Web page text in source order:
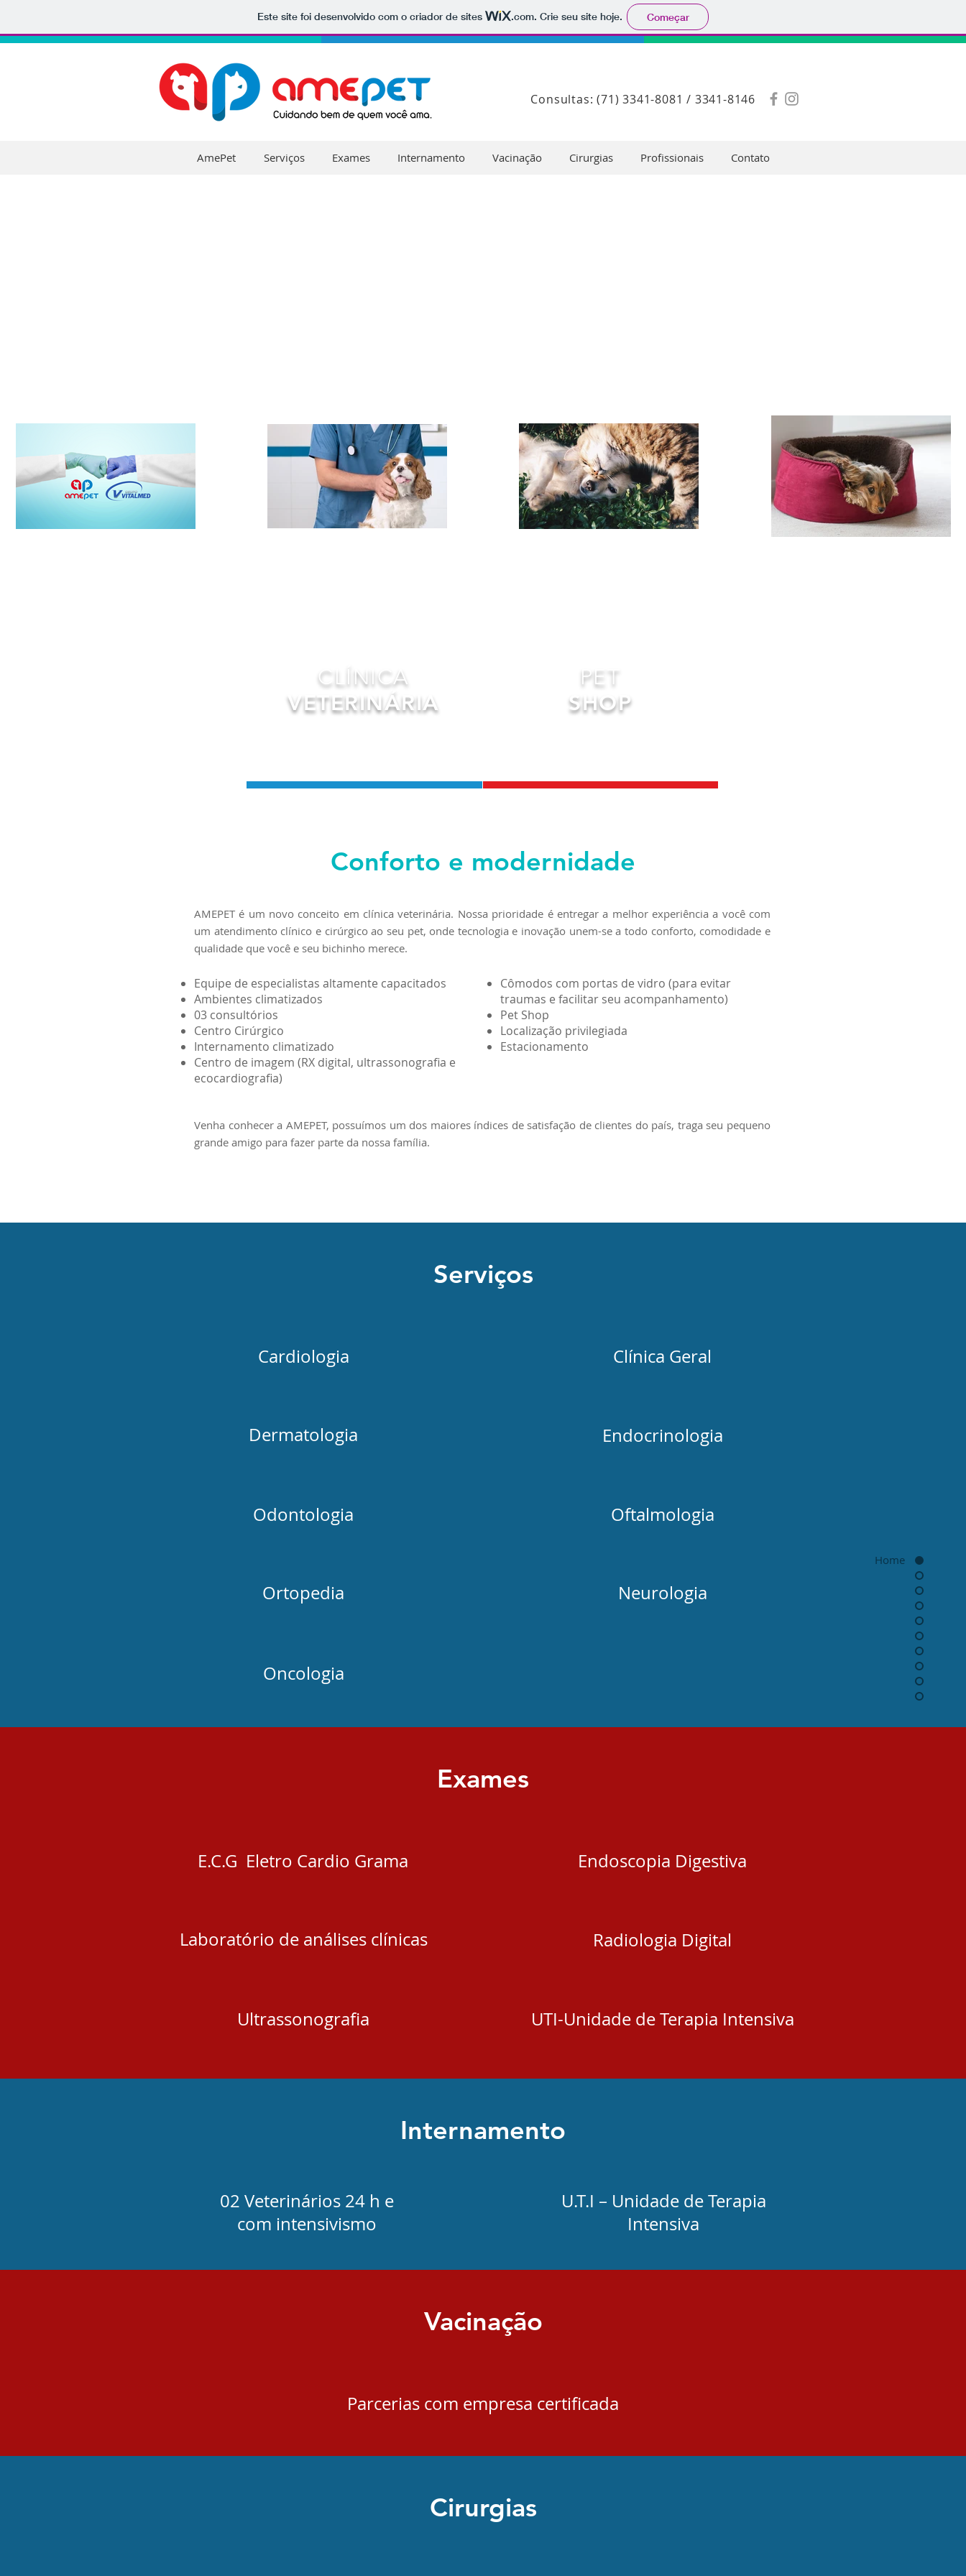
Este site foi desenvolvido com o criador de sites .com. Crie seu site hoje. Começar
Consultas: (71) 3341-8081 / 3341-8146
AmePet Serviços Exames Internamento Vacinação Cirurgias Profissionais Contato
Home
PET
SHOP
CLÍNICA
VETERINÁRIA
Conforto e modernidade
AMEPET é um novo conceito em clínica veterinária. Nossa prioridade é entregar a melhor experiência a você com
um atendimento clínico e cirúrgico ao seu pet, onde tecnologia e inovação unem-se a todo conforto, comodidade e
qualidade que você e seu bichinho merece.
Equipe de especialistas altamente capacitados
Ambientes climatizados
03 consultórios
Centro Cirúrgico
Internamento climatizado
Centro de imagem (RX digital, ultrassonografia e
ecocardiografia)
Cômodos com portas de vidro (para evitar
traumas e facilitar seu acompanhamento)
Pet Shop
Localização privilegiada
Estacionamento
Venha conhecer a AMEPET, possuímos um dos maiores índices de satisfação de clientes do país, traga seu pequeno
grande amigo para fazer parte da nossa família.
Serviços
Cardiologia Clínica Geral
Dermatologia Endocrinologia
Odontologia Oftalmologia
Ortopedia Neurologia
Oncologia
Exames
E.C.G Eletro Cardio Grama Endoscopia Digestiva
Laboratório de análises clínicas Radiologia Digital
Ultrassonografia UTI-Unidade de Terapia Intensiva
Internamento
02 Veterinários 24 h e
com intensivismo
U.T.I – Unidade de Terapia
Intensiva
Vacinação
Parcerias com empresa certificada
Cirurgias